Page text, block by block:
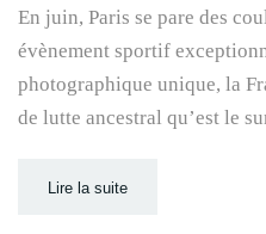
En juin, Paris se pare des
évènement sportif
photographique unique, la
de lutte ancestral qu’est le
Lire la suite